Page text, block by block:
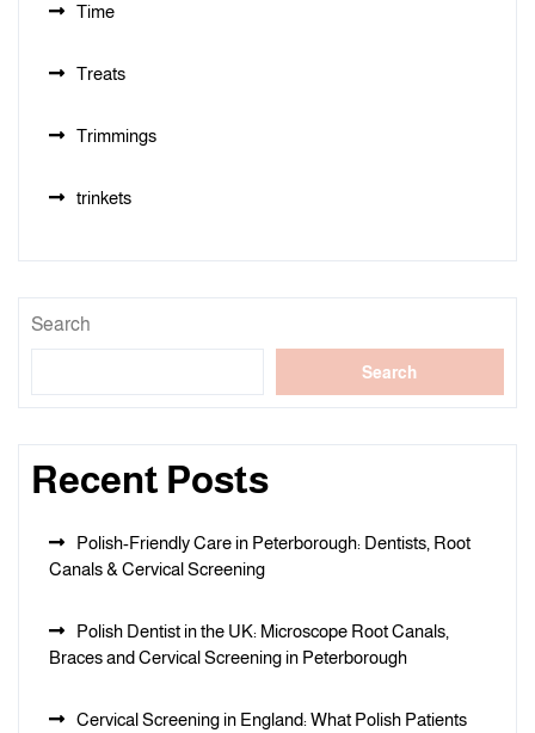
Time
Treats
Trimmings
trinkets
Search
Search
Recent Posts
Polish-Friendly Care in Peterborough: Dentists, Root
Canals & Cervical Screening
Polish Dentist in the UK: Microscope Root Canals,
Braces and Cervical Screening in Peterborough
Cervical Screening in England: What Polish Patients